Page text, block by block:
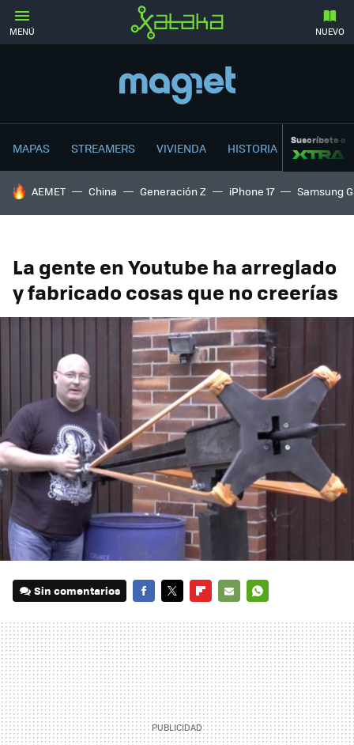
MENÚ NUEVO
MAPAS STREAMERS VIVIENDA HISTORIA Suscríbete a
HOY SE HABLA DE
AEMET China Generación Z iPhone 17 Samsung
La gente en Youtube ha arreglado
y fabricado cosas que no creerías
Sin comentarios
MAIL